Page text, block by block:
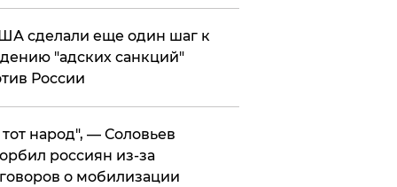
сделали еще один шаг к
"адских санкций"
России
народ", — Соловьев
россиян из-за
о мобилизации